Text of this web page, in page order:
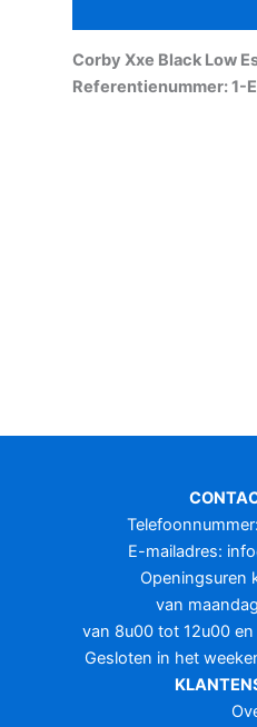
Corby Xxe Black Low
Referentienummer: 1-
E-mailadres:
Openingsuren
van
van 8u00 tot 12u00
Gesloten in het